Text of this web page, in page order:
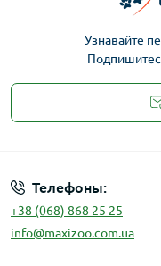
Узнавайте
Телефоны:
+38 (068) 868 25 25
info@maxizoo.com.ua